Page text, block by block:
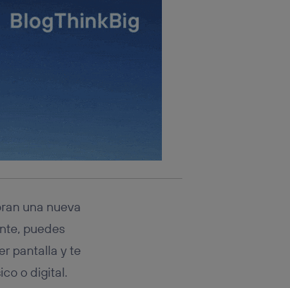
una nueva
puedes
pantalla y te
o digital.